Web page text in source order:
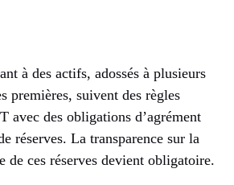
à des actifs, adossés à plusieurs
premières, suivent des règles
avec des obligations d’agrément
réserves. La transparence sur la
de ces réserves devient obligatoire.